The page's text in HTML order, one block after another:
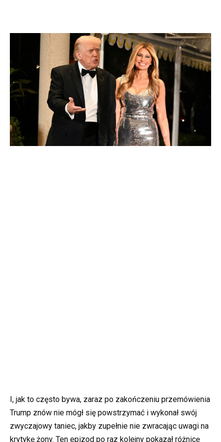
I, jak to często bywa, zaraz po zakończeniu przemówienia
Trump znów nie mógł się powstrzymać i wykonał swój
zwyczajowy taniec, jakby zupełnie nie zwracając uwagi na
krytykę żony. Ten epizod po raz kolejny pokazał różnicę